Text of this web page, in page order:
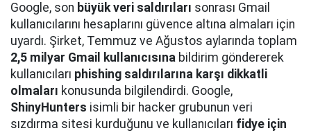
Google, son büyük veri saldırıları sonrası Gmail
kullanıcılarını hesaplarını güvence altına almaları için
uyardı. Şirket, Temmuz ve Ağustos aylarında toplam
2,5 milyar Gmail kullanıcısına bildirim göndererek
kullanıcıları phishing saldırılarına karşı dikkatli
olmaları konusunda bilgilendirdi. Google,
ShinyHunters isimli bir hacker grubunun veri
sızdırma sitesi kurduğunu ve kullanıcıları fidye için